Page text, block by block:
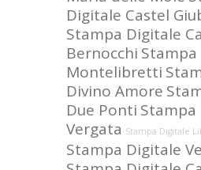
Digitale Castel
Stampa Digitale
Bernocchi
Montelibretti
Divino Amore
Due Ponti
Vergata Stampa Digitale
Stampa Digitale